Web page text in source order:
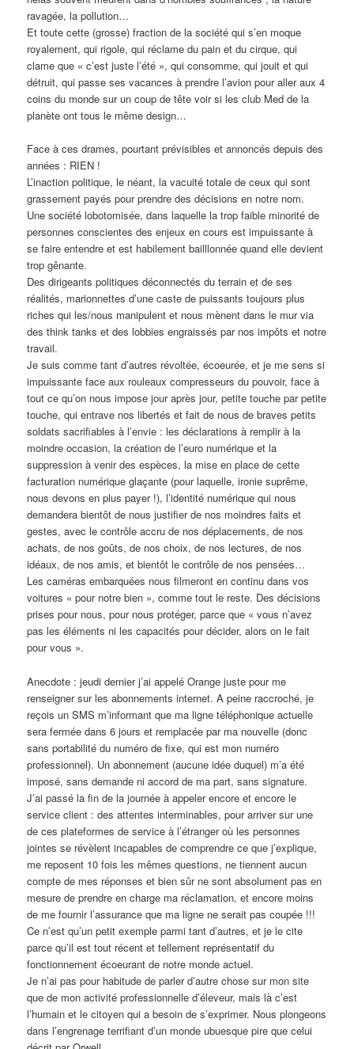
ravagée, la pollution…
Et toute cette (grosse) fraction de la société qui s’en moque
royalement, qui rigole, qui réclame du pain et du cirque, qui
clame que « c’est juste l’été », qui consomme, qui jouit et qui
détruit, qui passe ses vacances à prendre l’avion pour aller aux 4
coins du monde sur un coup de tête voir si les club Med de la
planète ont tous le même design…
Face à ces drames, pourtant prévisibles et annoncés depuis des
années : RIEN !
L’inaction politique, le néant, la vacuité totale de ceux qui sont
grassement payés pour prendre des décisions en notre nom.
Une société lobotomisée, dans laquelle la trop faible minorité de
personnes conscientes des enjeux en cours est impuissante à
se faire entendre et est habilement bailllonnée quand elle devient
trop gênante.
Des dirigeants politiques déconnectés du terrain et de ses
réalités, marionnettes d’une caste de puissants toujours plus
riches qui les/nous manipulent et nous mènent dans le mur via
des think tanks et des lobbies engraissés par nos impôts et notre
travail.
Je suis comme tant d’autres révoltée, écoeurée, et je me sens si
impuissante face aux rouleaux compresseurs du pouvoir, face à
tout ce qu’on nous impose jour après jour, petite touche par petite
touche, qui entrave nos libertés et fait de nous de braves petits
soldats sacrifiables à l’envie : les déclarations à remplir à la
moindre occasion, la création de l’euro numérique et la
suppression à venir des espèces, la mise en place de cette
facturation numérique glaçante (pour laquelle, ironie suprême,
nous devons en plus payer !), l’identité numérique qui nous
demandera bientôt de nous justifier de nos moindres faits et
gestes, avec le contrôle accru de nos déplacements, de nos
achats, de nos goûts, de nos choix, de nos lectures, de nos
idéaux, de nos amis, et bientôt le contrôle de nos pensées…
Les caméras embarquées nous filmeront en continu dans vos
voitures « pour notre bien », comme tout le reste. Des décisions
prises pour nous, pour nous protéger, parce que « vous n’avez
pas les éléments ni les capacités pour décider, alors on le fait
pour vous ».
Anecdote : jeudi dernier j’ai appelé Orange juste pour me
renseigner sur les abonnements internet. A peine raccroché, je
reçois un SMS m’informant que ma ligne téléphonique actuelle
sera fermée dans 6 jours et remplacée par ma nouvelle (donc
sans portabilité du numéro de fixe, qui est mon numéro
professionnel). Un abonnement (aucune idée duquel) m’a été
imposé, sans demande ni accord de ma part, sans signature.
J’ai passé la fin de la journée à appeler encore et encore le
service client : des attentes interminables, pour arriver sur une
de ces plateformes de service à l’étranger où les personnes
jointes se révèlent incapables de comprendre ce que j’explique,
me reposent 10 fois les mêmes questions, ne tiennent aucun
compte de mes réponses et bien sûr ne sont absolument pas en
mesure de prendre en charge ma réclamation, et encore moins
de me fournir l’assurance que ma ligne ne serait pas coupée !!!
Ce n’est qu’un petit exemple parmi tant d’autres, et je le cite
parce qu’il est tout récent et tellement représentatif du
fonctionnement écoeurant de notre monde actuel.
Je n’ai pas pour habitude de parler d’autre chose sur mon site
que de mon activité professionnelle d’éleveur, mais là c’est
l’humain et le citoyen qui a besoin de s’exprimer. Nous plongeons
dans l’engrenage terrifiant d’un monde ubuesque pire que celui